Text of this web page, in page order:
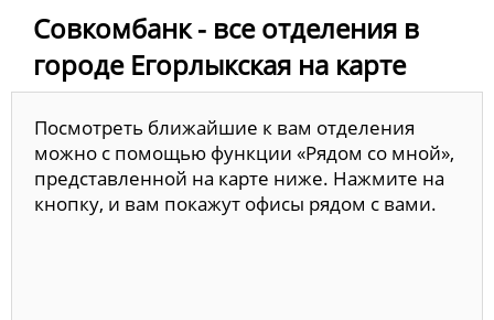
Совкомбанк - все отделения в
городе Егорлыкская на карте
Посмотреть ближайшие к вам отделения
можно с помощью функции «Рядом со мной»,
представленной на карте ниже. Нажмите на
кнопку, и вам покажут офисы рядом с вами.